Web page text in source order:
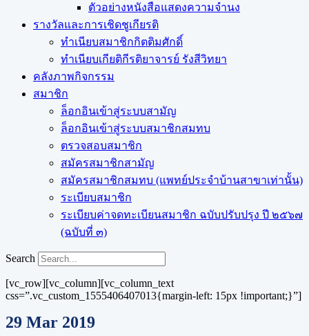
ตัวอย่างหนังสือแสดงความจำนง
รางวัลและการเชิดชูเกียรติ
ทำเนียบสมาชิกกิตติมศักดิ์
ทำเนียบเกียติกีรติยาจารย์ รังสีวิทยา
คลังภาพกิจกรรม
สมาชิก
ล็อกอินเข้าสู่ระบบสามัญ
ล็อกอินเข้าสู่ระบบสมาชิกสมทบ
ตรวจสอบสมาชิก
สมัครสมาชิกสามัญ
สมัครสมาชิกสมทบ (แพทย์ประจำบ้านสาขาเท่านั้น)
ระเบียบสมาชิก
ระเบียบค่าจดทะเบียนสมาชิก ฉบับปรับปรุง ปี ๒๕๖๗
(ฉบับที่ ๓)
Search
[vc_row][vc_column][vc_column_text
css=”.vc_custom_1555406407013{margin-left: 15px !important;}”]
29 Mar 2019